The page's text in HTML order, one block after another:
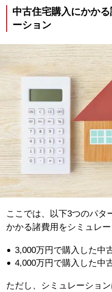
中古住宅購入にかか
ーション
ここでは、以下3つのパタ
かかる諸費用をシミュレ
3,000万円で購入した中
4,000万円で購入した中
ただし、シミュレーショ